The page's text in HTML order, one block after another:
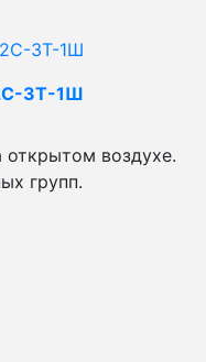
3Т-1Ш
открытом воздухе.
групп.